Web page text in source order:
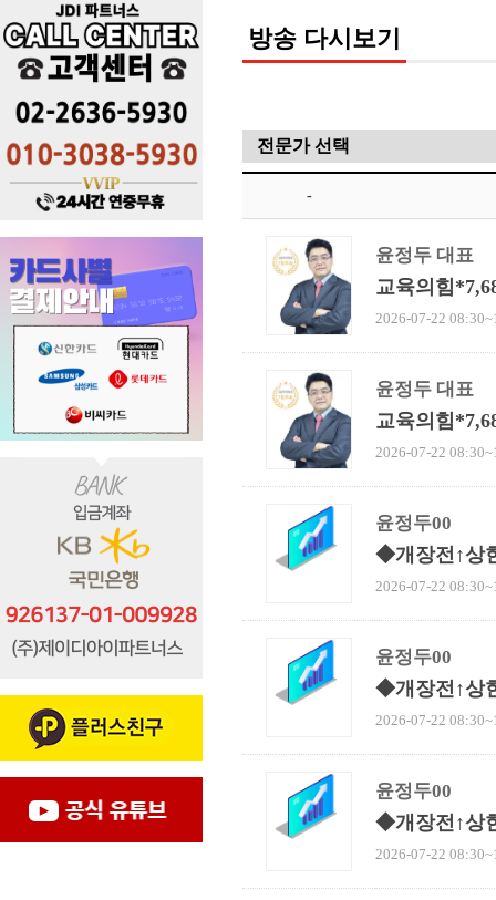
방송 다시보기
-
윤정두 대표
교육의힘
2026-07-22
윤정두 대표
교육의힘
2026-07-22
윤정두00
◆개장전↑상
2026-07-22
윤정두00
◆개장전↑상
2026-07-22
윤정두00
◆개장전↑상
2026-07-22